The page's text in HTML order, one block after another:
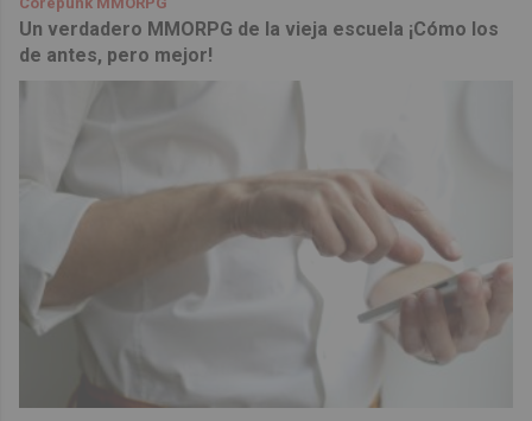
Un verdadero MMORPG de la vieja escuela ¡Cómo los
de antes, pero mejor!